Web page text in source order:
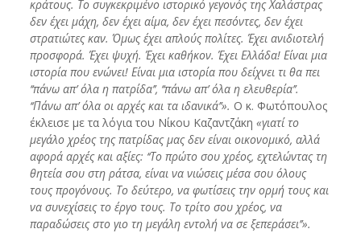
κράτους. Το συγκεκριμένο ιστορικό γεγονός της Χαλάστρας
δεν έχει μάχη, δεν έχει αίμα, δεν έχει πεσόντες, δεν έχει
στρατιώτες καν. Όμως έχει απλούς πολίτες. Έχει ανιδιοτελή
προσφορά. Έχει ψυχή. Έχει καθήκον. Έχει Ελλάδα! Είναι μια
ιστορία που ενώνει! Είναι μια ιστορία που δείχνει τι θα πει
‘‘πάνω απ’ όλα η πατρίδα’’, ‘‘πάνω απ’ όλα η ελευθερία’’.
‘‘Πάνω απ’ όλα οι αρχές και τα ιδανικά’’». Ο κ. Φωτόπουλος
έκλεισε με τα λόγια του Νίκου Καζαντζάκη «γιατί το
μεγάλο χρέος της πατρίδας μας δεν είναι οικονομικό, αλλά
αφορά αρχές και αξίες: ‘‘Το πρώτο σου χρέος, εχτελώντας τη
θητεία σου στη ράτσα, είναι να νιώσεις μέσα σου όλους
τους προγόνους. Το δεύτερο, να φωτίσεις την ορμή τους και
να συνεχίσεις το έργο τους. Το τρίτο σου χρέος, να
παραδώσεις στο γιο τη μεγάλη εντολή να σε ξεπεράσει’’».